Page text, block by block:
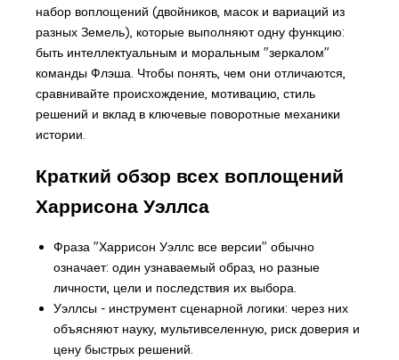
набор воплощений (двойников, масок и вариаций из
разных Земель), которые выполняют одну функцию:
быть интеллектуальным и моральным "зеркалом"
команды Флэша. Чтобы понять, чем они отличаются,
сравнивайте происхождение, мотивацию, стиль
решений и вклад в ключевые поворотные механики
истории.
Краткий обзор всех воплощений
Харрисона Уэллса
Фраза "Харрисон Уэллс все версии" обычно
означает: один узнаваемый образ, но разные
личности, цели и последствия их выбора.
Уэллсы - инструмент сценарной логики: через них
объясняют науку, мультивселенную, риск доверия и
цену быстрых решений.